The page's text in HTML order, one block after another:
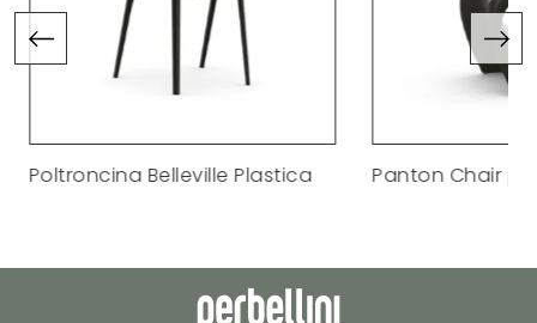
Poltroncina Belleville Plastica Panton Chair